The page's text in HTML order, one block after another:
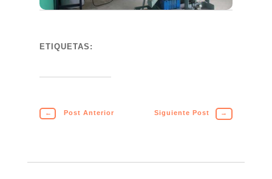
ETIQUETAS:
← Post Anterior Siguiente Post →